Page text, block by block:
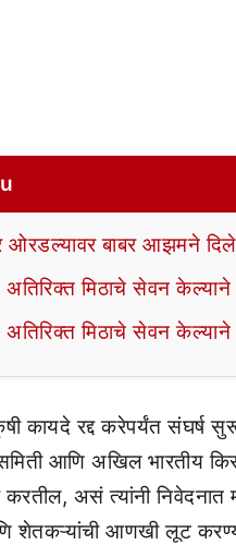
बाबर आझमने दिले
मिठाचे सेवन केल्याने
मिठाचे सेवन केल्याने
कायदे रद्द करेपर्यंत संघर्ष
आणि अखिल भारतीय
असं त्यांनी निवेदनात
शेतकऱ्यांची आणखी लूट